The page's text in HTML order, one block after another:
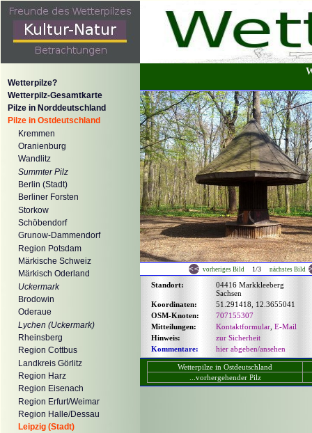
Wetterpilze?
Wetterpilz-Gesamtkarte
Pilze in Norddeutschland
Pilze in Ostdeutschland
Kremmen
Oranienburg
Wandlitz
Summter Pilz
Berlin (Stadt)
Berliner Forsten
Storkow
Schöbendorf
Grunow-Dammendorf
Region Potsdam
Märkische Schweiz
Märkisch Oderland
Uckermark
Brodowin
Oderaue
Lychen (Uckermark)
Rheinsberg
Region Cottbus
Landkreis Görlitz
Region Harz
Region Eisenach
Region Erfurt/Weimar
Region Halle/Dessau
Leipzig (Stadt)
vorheriges Bild 1/3 nächstes Bild
Standort:
04416 Markkleeberg
Sachsen
Koordinaten:
51.291418, 12.3655041
OSM-Knoten:
707155307
Mitteilungen:
Kontaktformular E-Mail
Hinweis:
zur Sicherheit
Kommentare:
hier abgeben/ansehen
Wetterpilze in Ostdeutschland
...vorhergehender Pilz